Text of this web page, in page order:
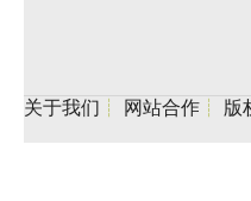
关于我们 ┊ 网站合作 ┊ 版